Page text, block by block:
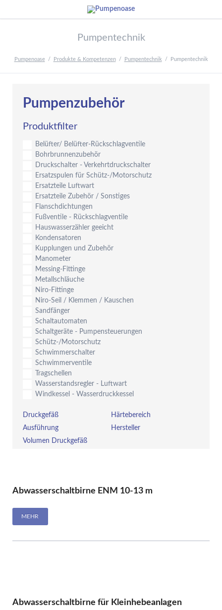
Pumpentechnik
Pumpenoase Produkte & Kompetenzen Pumpentechnik Pumpentechnik
Pumpenzubehör
Produktfilter
Belüfter/ Belüfter-Rückschlagventile
Bohrbrunnenzubehör
Druckschalter - Verkehrtdruckschalter
Ersatzspulen für Schütz-/Motorschutz
Ersatzteile Luftwart
Ersatzteile Zubehör / Sonstiges
Flanschdichtungen
Fußventile - Rückschlagventile
Hauswasserzähler geeicht
Kondensatoren
Kupplungen und Zubehör
Manometer
Messing-Fittinge
Metallschläuche
Niro-Fittinge
Niro-Seil / Klemmen / Kauschen
Sandfänger
Schaltautomaten
Schaltgeräte - Pumpensteuerungen
Schütz-/Motorschutz
Schwimmerschalter
Schwimmerventile
Tragschellen
Wasserstandsregler - Luftwart
Windkessel - Wasserdruckkessel
Druckgefäß
Härtebereich
Ausführung
Hersteller
Volumen Druckgefäß
Abwasserschaltbirne ENM 10-13 m
MEHR
Abwasserschaltbirne für Kleinhebeanlagen